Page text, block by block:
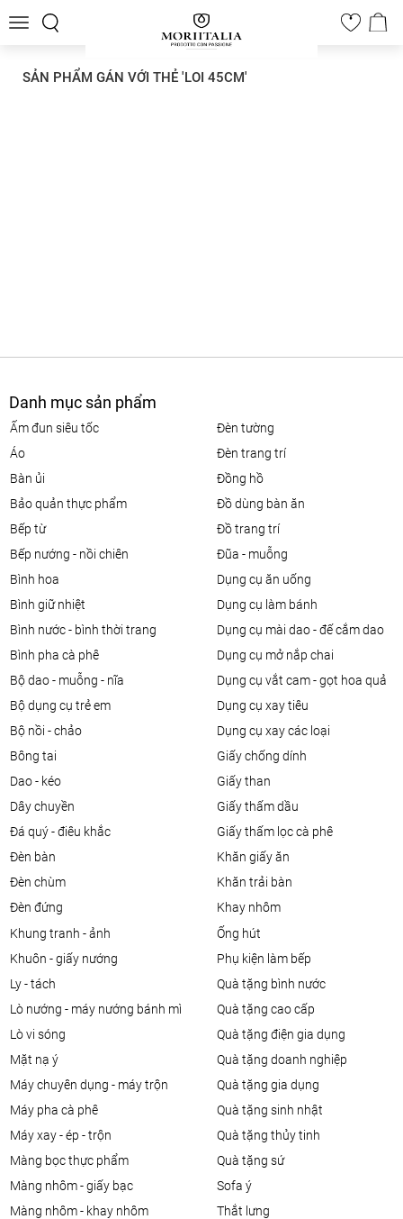
Toggle
0
SẢN PHẨM GÁN VỚI THẺ 'LOI 45CM'
Danh mục sản phẩm
ấm đun siêu tốc
áo
bàn ủi
bảo quản thực phẩm
bếp từ
bếp nướng - nồi chiên
bình hoa
bình giữ nhiệt
bình nước - bình thời trang
bình pha cà phê
bộ dao - muỗng - nĩa
bộ dụng cụ trẻ em
bộ nồi - chảo
bông tai
dao - kéo
dây chuyền
đá quý - điêu khắc
đèn bàn
đèn chùm
đèn đứng
đèn tường
đèn trang trí
đồng hồ
đồ dùng bàn ăn
đồ trang trí
đũa - muỗng
dụng cụ ăn uống
dụng cụ làm bánh
dụng cụ mài dao - đế cắm dao
dụng cụ mở nắp chai
dụng cụ vắt cam - gọt hoa quả
dụng cụ xay tiêu
dụng cụ xay các loại
giấy chống dính
giấy than
giấy thấm dầu
giấy thấm lọc cà phê
khăn giấy ăn
khăn trải bàn
khay nhôm
khung tranh - ảnh
khuôn - giấy nướng
ly - tách
lò nướng - máy nướng bánh mì
lò vi sóng
mặt nạ ý
máy chuyên dụng - máy trộn
máy pha cà phê
máy xay - ép - trộn
màng bọc thực phẩm
màng nhôm - giấy bạc
màng nhôm - khay nhôm
ống hút
phụ kiện làm bếp
quà tặng bình nước
quà tặng cao cấp
quà tặng điện gia dụng
quà tặng doanh nghiệp
quà tặng gia dụng
quà tặng sinh nhật
quà tặng thủy tinh
quà tặng sứ
sofa ý
thắt lưng